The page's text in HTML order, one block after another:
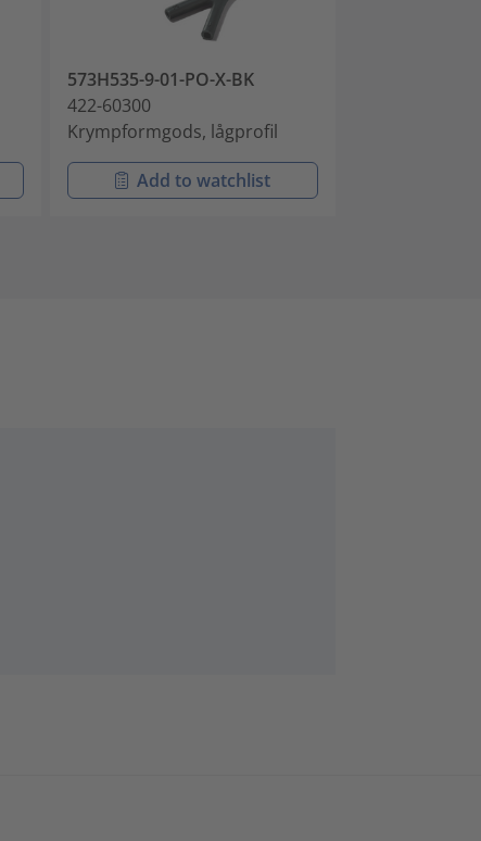
573H535-9-01-PO-X-BK
422-60300
Krympformgods, lågprofil
Add to watchlist